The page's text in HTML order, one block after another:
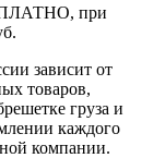
при
зависит от
товаров,
груза и
каждого
компании.